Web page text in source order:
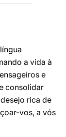
a vida à
e
consolidar
rica de
vos, a vós